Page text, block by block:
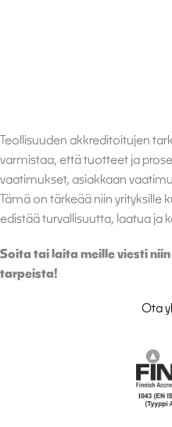
Teollisuuden akkreditoitujen
varmistaa, että tuotteet ja
vaatimukset, asiakkaan
Tämä on tärkeää niin yrityksille
edistää turvallisuutta, laatua ja
Soita tai laita meille viesti
tarpeista!
Ota